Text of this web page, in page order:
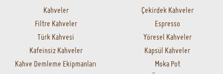
Kahveler
Çekirdek Kahveler
Filtre Kahveler
Espresso
Türk Kahvesi
Yöresel Kahveler
Kafeinsiz Kahveler
Kapsül Kahveler
Kahve Demleme Ekipmanları
Moka Pot